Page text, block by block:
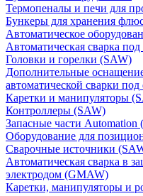
Термопеналы и печи для
Бункеры для хранения
Автоматическое
Автоматическая сварка
Головки и горелки (SAW)
Дополнительные
автоматической сварки
Каретки и манипуляторы
Контроллеры (SAW)
Запасные части Automation
Оборудование для
Сварочные источники
Автоматическая сварка в
электродом (GMAW)
Каретки, манипуляторы и